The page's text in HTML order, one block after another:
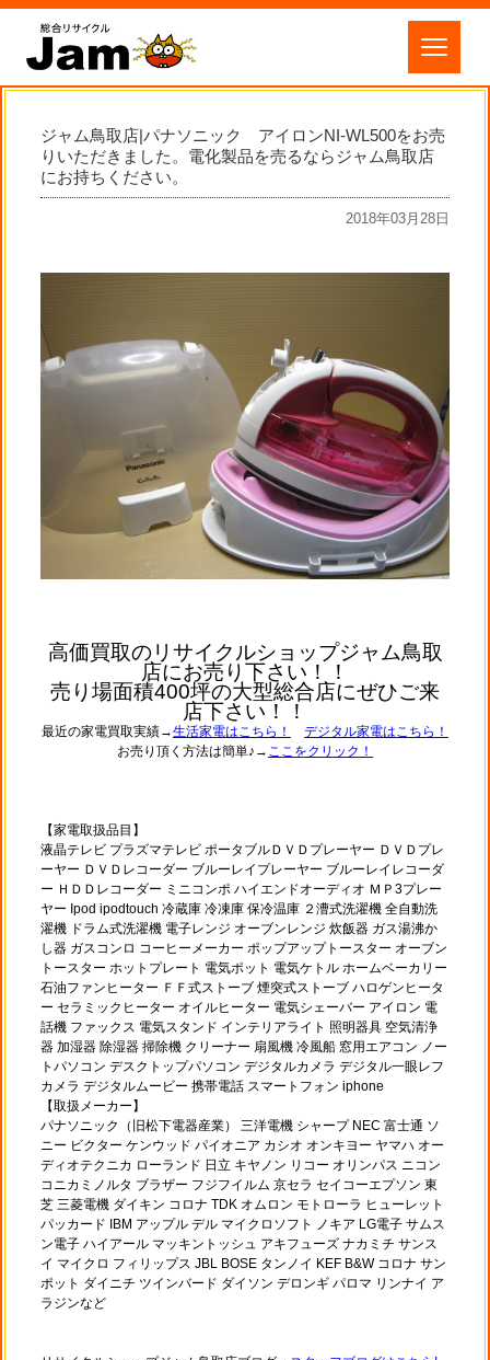
ジャム鳥取店|パナソニック アイロンNI-WL500をお売
りいただきました。電化製品を売るならジャム鳥取店
にお持ちください。
2018年03月28日
高価買取のリサイクルショップジャム鳥取
店にお売り下さい！！
売り場面積400坪の大型総合店にぜひご来
店下さい！！
最近の家電買取実績→生活家電はこちら！
デジタル家電はこちら！
お売り頂く方法は簡単♪→ ここをクリック！
【家電取扱品目】
液晶テレビ プラズマテレビ ポータブルＤＶＤプレーヤー ＤＶＤプレ
ーヤー ＤＶＤレコーダー ブルーレイプレーヤー ブルーレイレコーダ
ー ＨＤＤレコーダー ミニコンポ ハイエンドオーディオ ＭＰ3プレー
ヤー Ipod ipodtouch 冷蔵庫 冷凍庫 保冷温庫 ２漕式洗濯機 全自動洗
濯機 ドラム式洗濯機 電子レンジ オーブンレンジ 炊飯器 ガス湯沸か
し器 ガスコンロ コーヒーメーカー ポップアップトースター オーブン
トースター ホットプレート 電気ポット 電気ケトル ホームベーカリー
石油ファンヒーター ＦＦ式ストーブ 煙突式ストーブ ハロゲンヒータ
ー セラミックヒーター オイルヒーター 電気シェーバー アイロン 電
話機 ファックス 電気スタンド インテリアライト 照明器具 空気清浄
器 加湿器 除湿器 掃除機 クリーナー 扇風機 冷風船 窓用エアコン ノー
トパソコン デスクトップパソコン デジタルカメラ デジタル一眼レフ
カメラ デジタルムービー 携帯電話 スマートフォン iphone
【取扱メーカー】
パナソニック（旧松下電器産業） 三洋電機 シャープ NEC 富士通 ソ
ニー ビクター ケンウッド パイオニア カシオ オンキヨー ヤマハ オー
ディオテクニカ ローランド 日立 キヤノン リコー オリンパス ニコン
コニカミノルタ ブラザー フジフイルム 京セラ セイコーエプソン 東
芝 三菱電機 ダイキン コロナ TDK オムロン モトローラ ヒューレット
パッカード IBM アップル デル マイクロソフト ノキア LG電子 サムス
ン電子 ハイアール マッキントッシュ アキフューズ ナカミチ サンス
イ マイクロ フィリップス JBL BOSE タンノイ KEF B&W コロナ サン
ポット ダイニチ ツインバード ダイソン デロンギ パロマ リンナイ ア
ラジンなど